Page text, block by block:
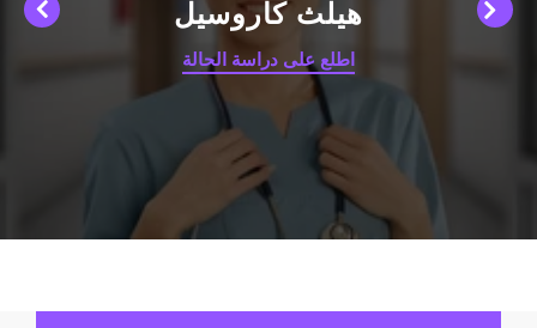
هيلث كاروسيل
اطلع على دراسة الحالة